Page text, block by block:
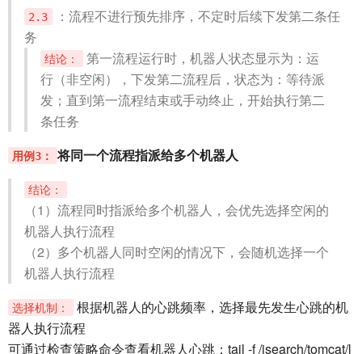
2.3
：流程不进行预先排序，不定时后续下发第二条任
务
结论：
第一流程运行时，机器人状态显示为：运
行（非空闲），下发第二流程后，状态为：等待派
发；直到第一流程结束或手动终止，开始执行第二
条任务
用例3： 将同一个流程指派给多个机器人
结论：
（1）流程同时指派给多个机器人，会优先选择空闲的
机器人执行流程
（2）多个机器人同时空闲的情况下，会随机选择一个
机器人执行流程
选择机制：
根据机器人的心跳频率，选择最先发生心跳的机
器人执行流程
可通过检查策略命令查看机器人心跳：tail -f /isearch/tomcat/l